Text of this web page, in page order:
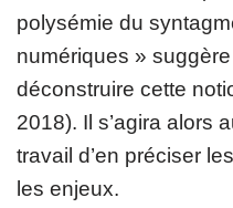
polysémie du
numériques »
déconstruire cette
2018). Il s’agira alors
travail d’en préciser
les enjeux.